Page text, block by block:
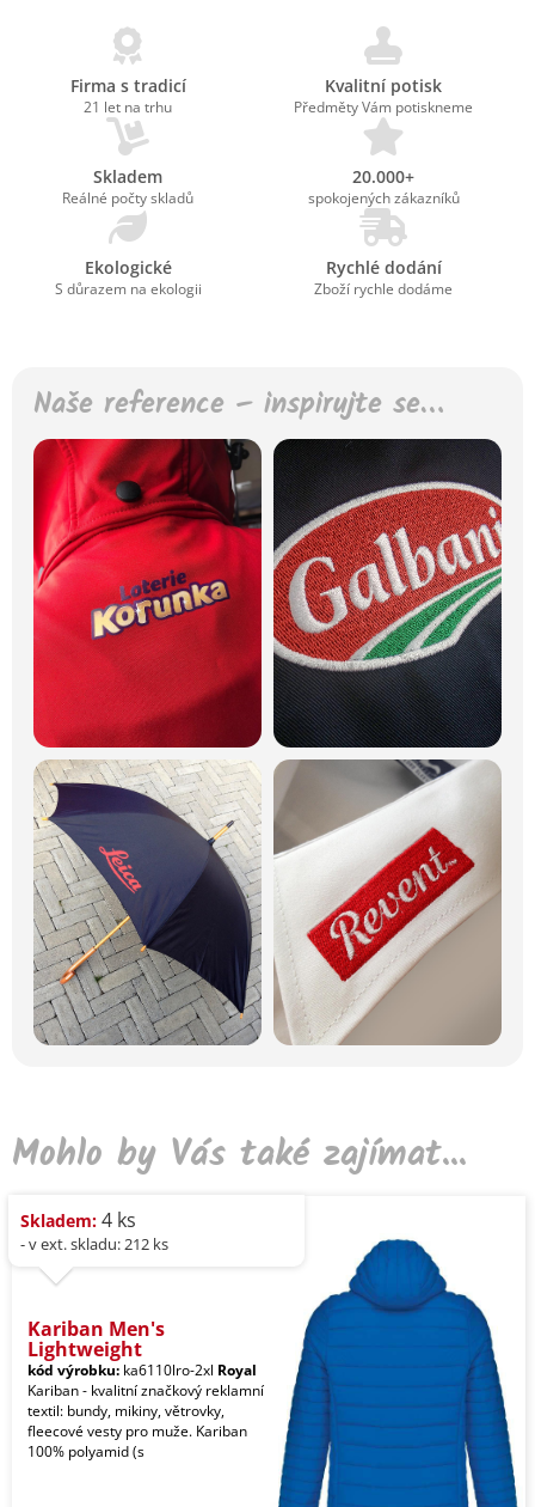
Firma s tradicí
21 let na trhu
Kvalitní potisk
Předměty Vám potiskneme
Skladem
Reálné počty skladů
20.000+
spokojených zákazníků
Ekologické
S důrazem na ekologii
Rychlé dodání
Zboží rychle dodáme
Naše reference – inspirujte se…
Mohlo by Vás také zajímat...
Skladem: 4 ks
- v ext. skladu: 212 ks
Kariban Men's
Lightweight
kód výrobku: ka6110lro-2xl Royal
Kariban - kvalitní značkový reklamní
textil: bundy, mikiny, větrovky,
fleecové vesty pro muže. Kariban
100% polyamid (s